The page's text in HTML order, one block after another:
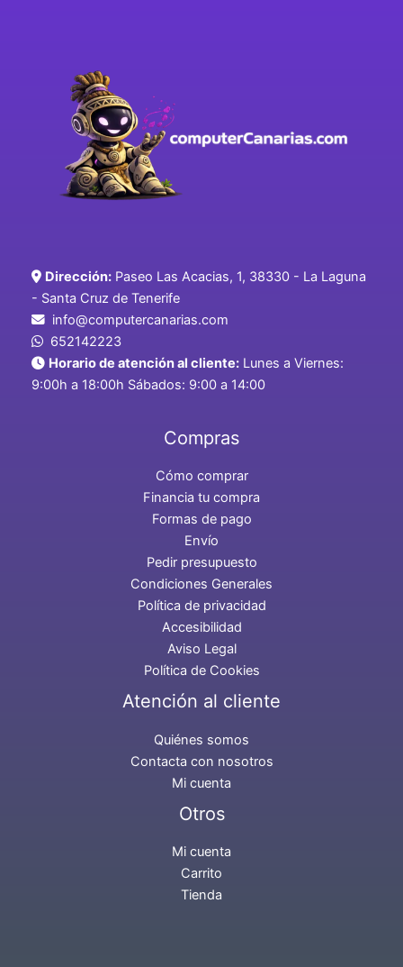
Dirección: Paseo Las Acacias, 1, 38330 - La Laguna
- Santa Cruz de Tenerife
info@computercanarias.com
652142223
Horario de atención al cliente: Lunes a Viernes:
9:00h a 18:00h Sábados: 9:00 a 14:00
Compras
Cómo comprar
Financia tu compra
Formas de pago
Envío
Pedir presupuesto
Condiciones Generales
Política de privacidad
Accesibilidad
Aviso Legal
Política de Cookies
Atención al cliente
Quiénes somos
Contacta con nosotros
Mi cuenta
Otros
Mi cuenta
Carrito
Tienda